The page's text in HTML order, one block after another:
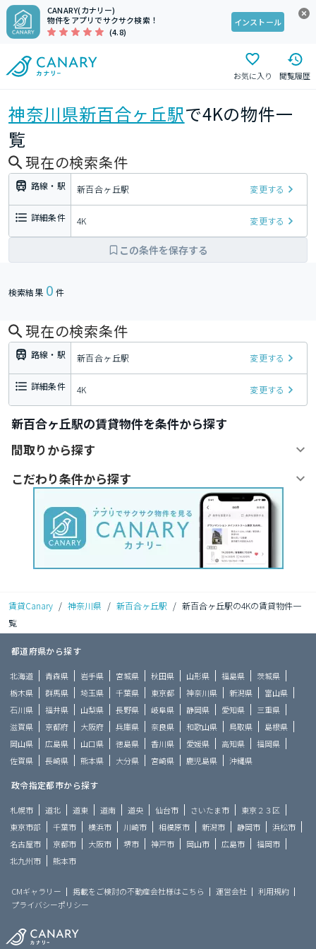
CANARY(カナリー)
物件をアプリでサクサク検索！
(4.8)
インストール
お気に入り 閲覧履歴
神奈川県新百合ヶ丘駅で4Kの物件一
覧
現在の検索条件
路線・駅 新百合ヶ丘駅 変更する
詳細条件 4K 変更する
この条件を保存する
検索結果 0 件
現在の検索条件
路線・駅 新百合ヶ丘駅 変更する
詳細条件 4K 変更する
新百合ヶ丘駅の賃貸物件を条件から探す
間取りから探す
こだわり条件から探す
賃貸Canary / 神奈川県 / 新百合ヶ丘駅 / 新百合ヶ丘駅の4Kの賃貸物件一
覧
都道府県から探す
北海道 青森県 岩手県 宮城県 秋田県 山形県 福島県
茨城県
栃木県
群馬県 埼玉県 千葉県 東京都 神奈川県 新潟県
富山県
石川県
福井県 山梨県 長野県 岐阜県 静岡県 愛知県
三重県
滋賀県
京都府 大阪府 兵庫県 奈良県 和歌山県 鳥取県
島根県
岡山県
広島県 山口県 徳島県 香川県 愛媛県 高知県
福岡県
佐賀県
長崎県 熊本県 大分県 宮崎県 鹿児島県 沖縄県
政令指定都市から探す
札幌市 道北 道東 道南 道央 仙台市 さいたま市
東京２３区
東京市部
千葉市 横浜市 川崎市 相模原市 新潟市 静岡市
浜松市
名古屋市
京都市 大阪市 堺市 神戸市 岡山市 広島市
福岡市
北九州市
熊本市
CMギャラリー 掲載をご検討の不動産会社様はこちら 運営会社
利用規約
プライバシーポリシー